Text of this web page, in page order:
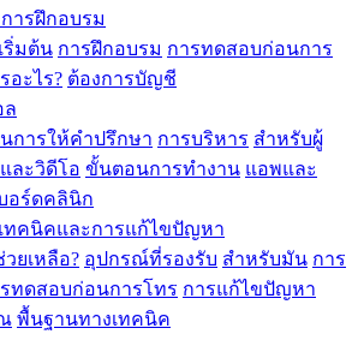
ารฝึกอบรม
ริ่มต้น การฝึกอบรม การทดสอบก่อนการ
อะไร? ต้องการบัญชี
ล
นการให้คำปรึกษา การบริหาร สำหรับผู้
ละวิดีโอ ขั้นตอนการทำงาน แอพและ
อร์ดคลินิก
ทคนิคและการแก้ไขปัญหา
ยเหลือ? อุปกรณ์ที่รองรับ สำหรับมัน การ
ทดสอบก่อนการโทร การแก้ไขปัญหา
พื้นฐานทางเทคนิค